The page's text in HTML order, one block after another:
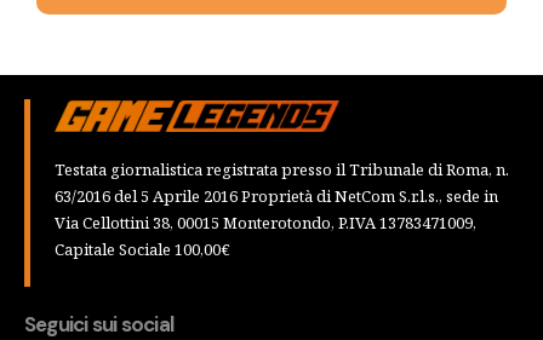
Testata giornalistica registrata presso il Tribunale di Roma, n.
63/2016 del 5 Aprile 2016 Proprietà di NetCom S.r.l.s., sede in
Via Cellottini 38, 00015 Monterotondo, P.IVA 13783471009,
Capitale Sociale 100,00€
Seguici sui social